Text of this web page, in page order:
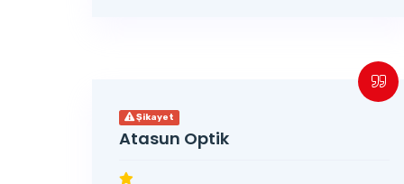
Şikayet
Atasun Optik